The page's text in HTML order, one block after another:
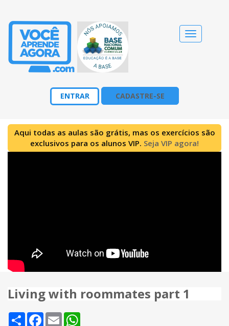
Alternar
navegação
ENTRAR CADASTRE-SE
Aqui todas as aulas são grátis, mas os exercícios são
exclusivos para os alunos VIP. Seja VIP agora!
Living with roommates part 1
Share Facebook
Email